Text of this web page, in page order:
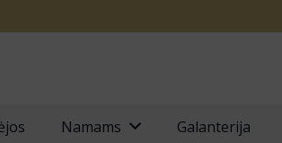
Namams Galanterija